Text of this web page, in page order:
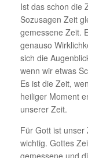
Ist das schon die
Sozusagen Zeit
gemessene Zeit.
genauso
sich die
wenn wir etwas
Es ist die Zeit,
heiliger Moment
unserer Zeit.
Für Gott ist
wichtig. Gottes